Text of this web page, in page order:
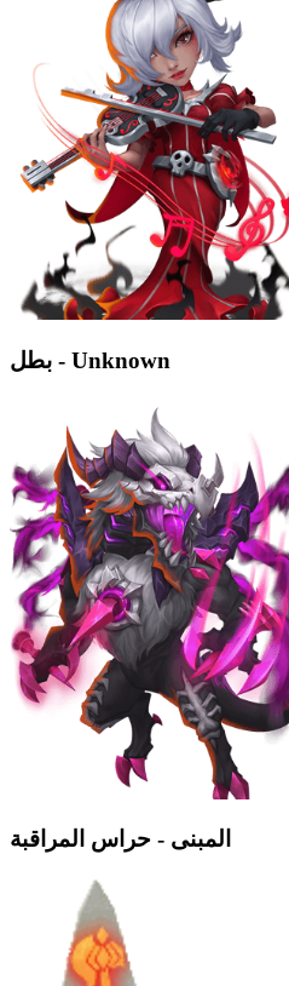
بطل - Unknown
المبنى - حراس المراقبة